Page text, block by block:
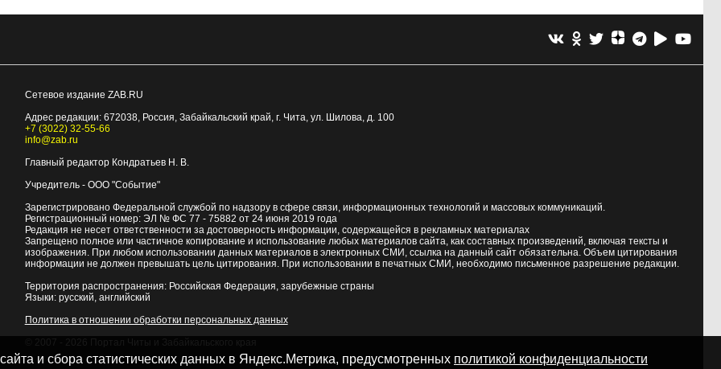
Сетевое издание ZAB.RU
Адрес редакции: 672038, Россия, Забайкальский край, г. Чита, ул. Шилова, д. 100
+7 (3022) 32-55-66
info@zab.ru
Главный редактор Кондратьев Н. В.
Учредитель - ООО "Событие"
Зарегистрировано Федеральной службой по надзору в сфере связи, информационных технологий и массовых коммуникаций.
Регистрационный номер: ЭЛ № ФС 77 - 75882 от 24 июня 2019 года
Редакция не несет ответственности за достоверность информации, содержащейся в рекламных материалах
Запрещено полное или частичное копирование и использование любых материалов сайта, как составных произведений, включая тексты и
изображения. При любом использовании данных материалов в электронных СМИ, ссылка на данный сайт обязательна. Объем цитирования
информации не должен превышать цель цитирования. При использовании в печатных СМИ, необходимо письменное разрешение редакции.
Территория распространения: Российская Федерация, зарубежные страны
Языки: русский, английский
Политика в отношении обработки персональных данных
и сбора статистических данных в Яндекс.Метрика, предусмотренных политикой конфиденциальности